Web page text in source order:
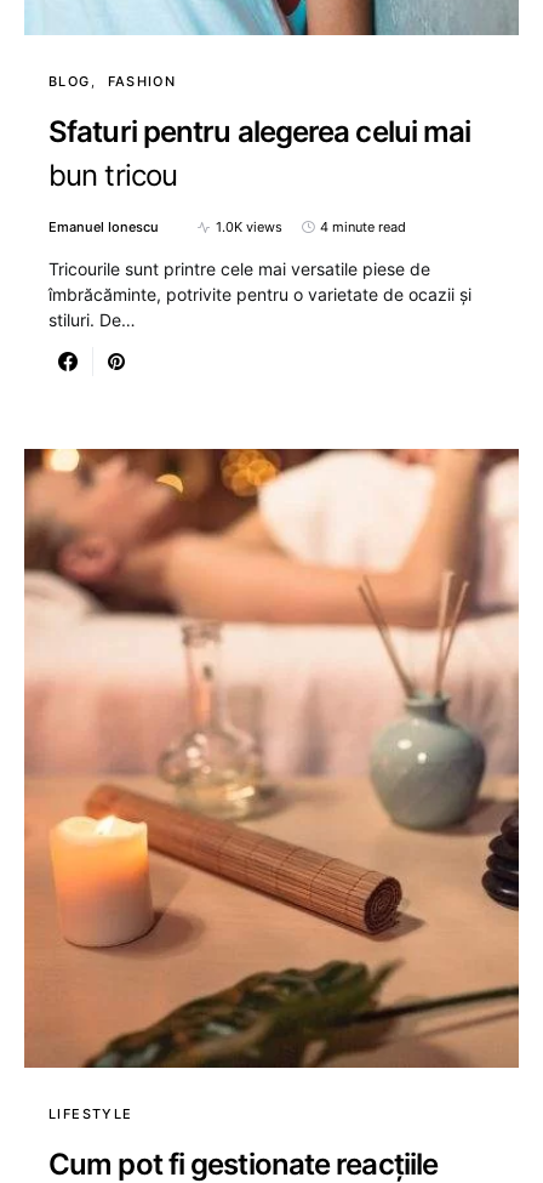
BLOG FASHION
Sfaturi pentru alegerea celui mai
bun tricou
Emanuel Ionescu 1.0K views 4 minute read
Tricourile sunt printre cele mai versatile piese de
îmbrăcăminte, potrivite pentru o varietate de ocazii și
stiluri. De…
LIFESTYLE
Cum pot fi gestionate reacțiile